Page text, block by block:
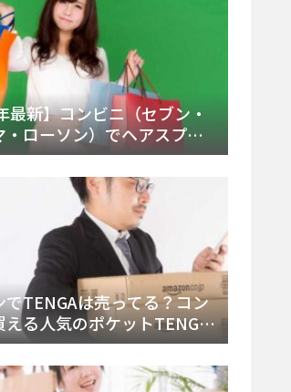
最新】コンビニ（セブン・
・ローソン）でヘアスプレ
てる？販売場所と買える種
を徹底調査！
でTENGAは売ってる？コン
える人気のポケットTENGA
の取り扱い店舗と陳列場所
説！